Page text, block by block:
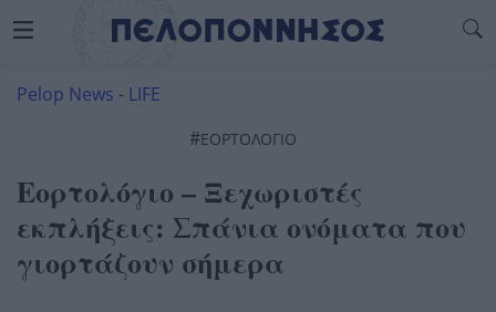
Pelop News - LIFE
#ΕΟΡΤΟΛΌΓΙΟ
Εορτολόγιο – Ξεχωριστές
εκπλήξεις: Σπάνια ονόματα που
γιορτάζουν σήμερα